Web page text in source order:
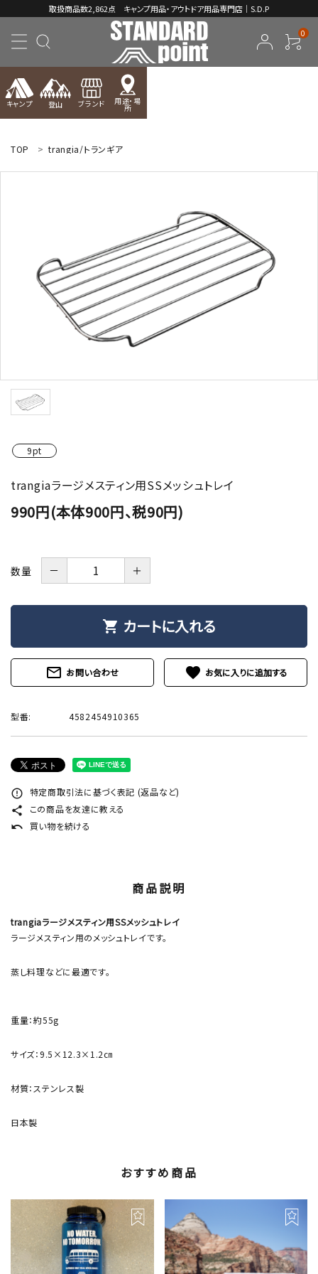
取扱商品数2,862点 キャンプ用品・アウトドア用品専門店｜S.D.P
0
キャンプ 登山 ブランド 用途・場
所
ようこそ ゲスト 様
INFORMATION
TOP trangia/トランギア
9pt
trangiaラージメスティン用SSメッシュトレイ
990円(本体900円、税90円)
数量 － ＋
shopping_cart カートに入れる
mail_outline お問い合わせ favorite
型番: 4582454910365
error_outline 特定商取引法に基づく表記 (返品など)
share この商品を友達に教える
undo 買い物を続ける
商品説明
trangiaラージメスティン用SSメッシュトレイ
ラージメスティン用のメッシュトレイです。
蒸し料理などに最適です。
重量：約55g
サイズ：9.5×12.3×1.2㎝
材質：ステンレス製
日本製
おすすめ商品